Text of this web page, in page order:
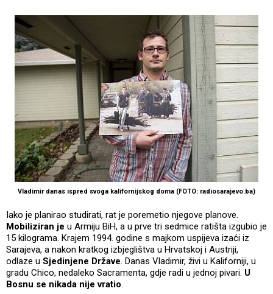
Vladimir danas ispred svoga kalifornijskog doma (FOTO: radiosarajevo.ba)
Iako je planirao studirati, rat je poremetio njegove planove.
Mobiliziran je u Armiju BiH, a u prve tri sedmice ratišta izgubio je
15 kilograma. Krajem 1994. godine s majkom uspijeva izaći iz
Sarajeva, a nakon kratkog izbjeglištva u Hrvatskoj i Austriji,
odlaze u Sjedinjene Države. Danas Vladimir, živi u Kaliforniji, u
gradu Chico, nedaleko Sacramenta, gdje radi u jednoj pivari. U
Bosnu se nikada nije vratio.